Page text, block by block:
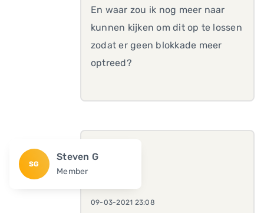
En waar zou ik nog meer naar
kunnen kijken om dit op te lossen
zodat er geen blokkade meer
optreed?
SG
Steven G
Member
09-03-2021 23:08